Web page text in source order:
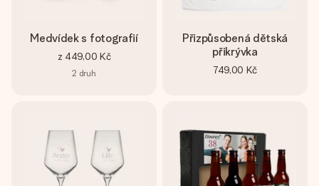
Medvídek s fotografií
z 449,00 Kč
2 druh
Přizpůsobená dětská
přikrývka
749,00 Kč